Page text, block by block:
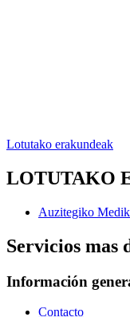
Lotutako erakundeak
LOTUTAKO
Auzitegiko
Servicios mas
Información
Contacto